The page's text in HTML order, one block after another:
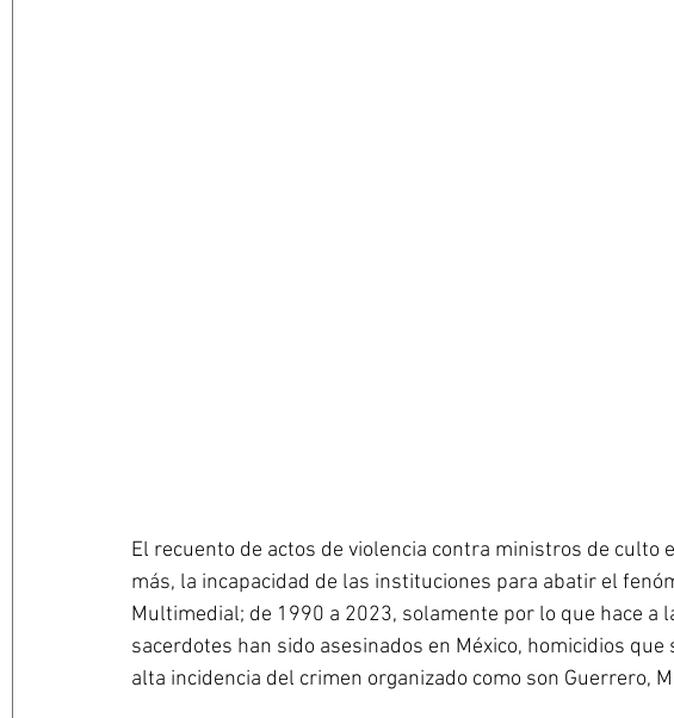
El recuento de actos de violencia contra ministros de culto
más, la incapacidad de las instituciones para abatir el
Multimedial; de 1990 a 2023, solamente por lo que hace a
sacerdotes han sido asesinados en México, homicidios
alta incidencia del crimen organizado como son Guerrero,